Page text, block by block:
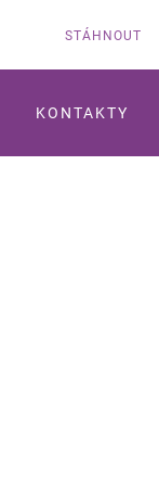
STÁHNOUT
KONTAKTY